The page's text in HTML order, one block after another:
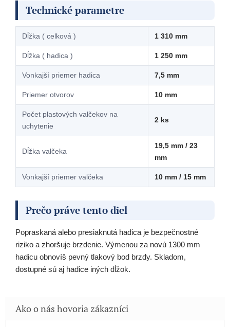
Technické parametre
Dĺžka ( celková ) 1 310 mm
Dĺžka ( hadica ) 1 250 mm
Vonkajší priemer hadica 7,5 mm
Priemer otvorov 10 mm
Počet plastových valčekov na
uchytenie
2 ks
Dĺžka valčeka
19,5 mm / 23
mm
Vonkajší priemer valčeka 10 mm / 15 mm
Prečo práve tento diel
Popraskaná alebo presiaknutá hadica je bezpečnostné
riziko a zhoršuje brzdenie. Výmenou za novú 1300 mm
hadicu obnovíš pevný tlakový bod brzdy. Skladom,
dostupné sú aj hadice iných dĺžok.